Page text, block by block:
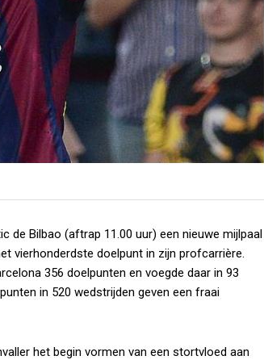
de Bilbao (aftrap 11.00 uur) een nieuwe mijlpaal
vierhonderdste doelpunt in zijn profcarrière.
356 doelpunten en voegde daar in 93
in 520 wedstrijden geven een fraai
het begin vormen van een stortvloed aan